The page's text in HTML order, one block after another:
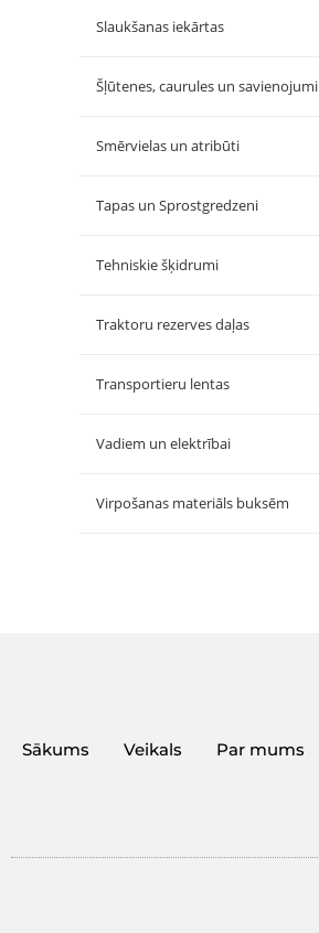
Slaukšanas iekārtas
Šļūtenes, caurules un savienojumi
Smērvielas un atribūti
Tapas un Sprostgredzeni
Tehniskie šķidrumi
Traktoru rezerves daļas
Transportieru lentas
Vadiem un elektrībai
Virpošanas materiāls buksēm
Sākums Veikals Par mums